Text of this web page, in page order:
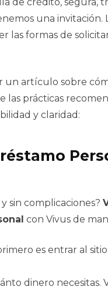
de crédito, segura,
una
las formas de
artículo sobre
prácticas
y claridad:
sin complicaciones?
con Vivus de
es entrar al
dinero necesitas.